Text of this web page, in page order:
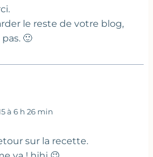
le reste de votre blog,
🙂
à 6 h 26 min
sur la recette.